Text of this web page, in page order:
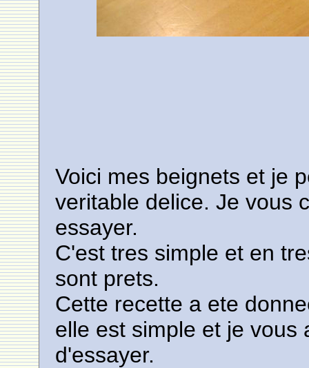
Voici mes beignets et je
veritable delice. Je vous
essayer.
C'est tres simple et en
sont prets.
Cette recette a ete
elle est simple et je vous
d'essayer.